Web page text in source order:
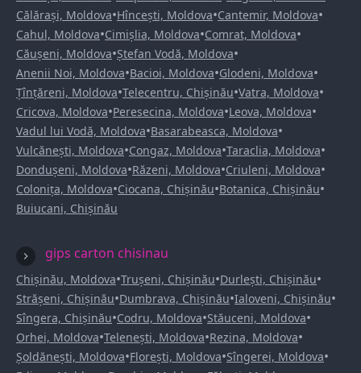
Călărași, Moldova•Hîncești, Moldova•Cantemir, Moldova•
Cahul, Moldova•Cimișlia, Moldova•Comrat, Moldova•
Căușeni, Moldova•Ștefan Vodă, Moldova•
Anenii Noi, Moldova•Bacioi, Moldova•Glodeni, Moldova•
Țînțăreni, Moldova•Telecentru, Chișinău•Vatra, Moldova•
Cricova, Moldova•Peresecina, Moldova•Leova, Moldova•
Vadul lui Vodă, Moldova•Basarabeasca, Moldova•
Vulcănești, Moldova•Congaz, Moldova•Taraclia, Moldova•
Dondușeni, Moldova•Răzeni, Moldova•Criuleni, Moldova•
Colonița, Moldova•Ciocana, Chișinău•Botanica, Chișinău•
Buiucani, Chișinău
gips carton chisinau
Chișinău, Moldova•Trușeni, Chișinău•Durlești, Chișinău•
Strășeni, Chișinău•Dumbrava, Chișinău•Ialoveni, Chișinău•
Sîngera, Chișinău•Codru, Moldova•Stăuceni, Moldova•
Orhei, Moldova•Telenești, Moldova•Rezina, Moldova•
Șoldănești, Moldova•Florești, Moldova•Sîngerei, Moldova•